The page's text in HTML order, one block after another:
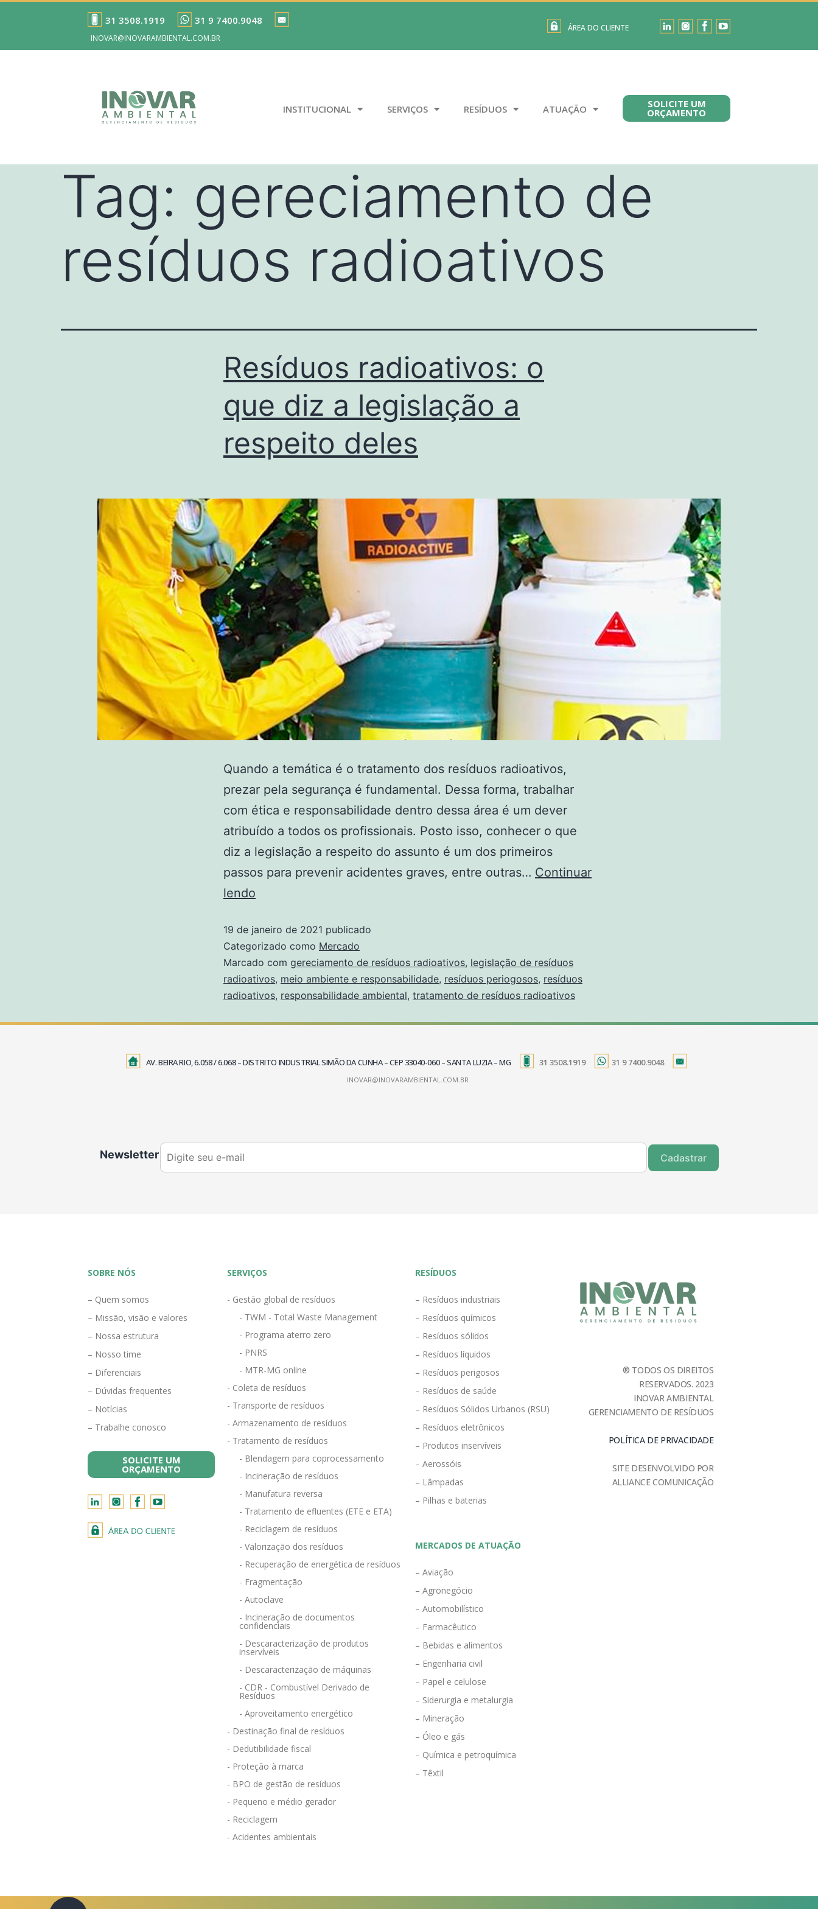
31 3508.1919 31 9 7400.9048
INOVAR@INOVARAMBIENTAL.COM.BR
ÁREA DO CLIENTE
INSTITUCIONAL SERVIÇOS RESÍDUOS ATUAÇÃO SOLICITE UM
ORÇAMENTO
Tag: gereciamento de
resíduos radioativos
Resíduos radioativos: o
que diz a legislação a
respeito deles
Quando a temática é o tratamento dos resíduos radioativos,
prezar pela segurança é fundamental. Dessa forma, trabalhar
com ética e responsabilidade dentro dessa área é um dever
atribuído a todos os profissionais. Posto isso, conhecer o que
diz a legislação a respeito do assunto é um dos primeiros
passos para prevenir acidentes graves, entre outras… Continuar
lendo
19 de janeiro de 2021 publicado
Categorizado como Mercado
Marcado com gereciamento de resíduos radioativos, legislação de resíduos
radioativos, meio ambiente e responsabilidade, resíduos periogosos, resíduos
radioativos, responsabilidade ambiental, tratamento de resíduos radioativos
AV. BEIRA RIO, 6.058 / 6.068 – DISTRITO INDUSTRIAL SIMÃO DA CUNHA – CEP 33040-060 – SANTA LUZIA – MG 31 3508.1919 31 9 7400.9048
INOVAR@INOVARAMBIENTAL.COM.BR
Newsletter Cadastrar
SOBRE NÓS
– Quem somos
– Missão, visão e valores
– Nossa estrutura
– Nosso time
– Diferenciais
– Dúvidas frequentes
– Notícias
– Trabalhe conosco
SOLICITE UM
ORÇAMENTO
SERVIÇOS
- Gestão global de resíduos
- TWM - Total Waste Management
- Programa aterro zero
- PNRS
- MTR-MG online
- Coleta de resíduos
- Transporte de resíduos
- Armazenamento de resíduos
- Tratamento de resíduos
- Blendagem para coprocessamento
- Incineração de resíduos
- Manufatura reversa
- Tratamento de efluentes (ETE e ETA)
- Reciclagem de resíduos
- Valorização dos resíduos
- Recuperação de energética de resíduos
- Fragmentação
- Autoclave
- Incineração de documentos
confidenciais
- Descaracterização de produtos
inservíveis
- Descaracterização de máquinas
- CDR - Combustível Derivado de
Resíduos
- Aproveitamento energético
- Destinação final de resíduos
- Dedutibilidade fiscal
- Proteção à marca
- BPO de gestão de resíduos
- Pequeno e médio gerador
- Reciclagem
- Acidentes ambientais
RESÍDUOS
– Resíduos industriais
– Resíduos químicos
– Resíduos sólidos
– Resíduos líquidos
– Resíduos perigosos
– Resíduos de saúde
– Resíduos Sólidos Urbanos (RSU)
– Resíduos eletrônicos
– Produtos inservíveis
– Aerossóis
– Lâmpadas
– Pilhas e baterias
MERCADOS DE ATUAÇÃO
– Aviação
– Agronegócio
– Automobilístico
– Farmacêutico
– Bebidas e alimentos
– Engenharia civil
– Papel e celulose
– Siderurgia e metalurgia
– Mineração
– Óleo e gás
– Química e petroquímica
– Têxtil
® TODOS OS DIREITOS
RESERVADOS. 2023
INOVAR AMBIENTAL
GERENCIAMENTO DE RESÍDUOS
POLÍTICA DE PRIVACIDADE
SITE DESENVOLVIDO POR
ALLIANCE COMUNICAÇÃO